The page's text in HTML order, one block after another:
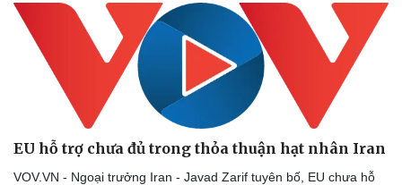
EU hỗ trợ chưa đủ trong thỏa thuận hạt nhân Iran
VOV.VN - Ngoại trưởng Iran - Javad Zarif tuyên bố, EU chưa hỗ